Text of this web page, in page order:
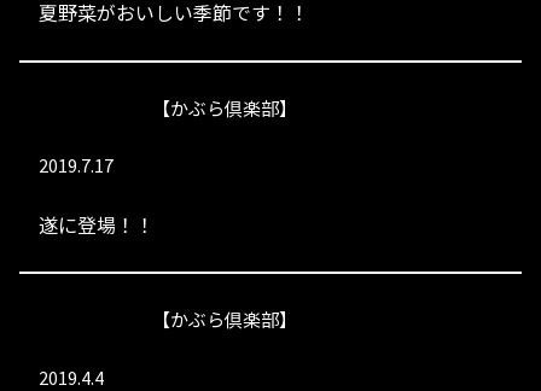
夏野菜がおいしい季節です！！
【かぶら倶楽部】
2019.7.17
遂に登場！！
【かぶら倶楽部】
2019.4.4